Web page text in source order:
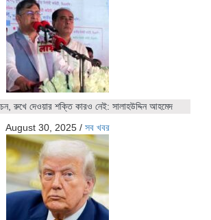
রুখে দেওয়ার শক্তি কারও নেই: সালাহউদ্দিন আহমেদ
August 30, 2025 / সব খবর